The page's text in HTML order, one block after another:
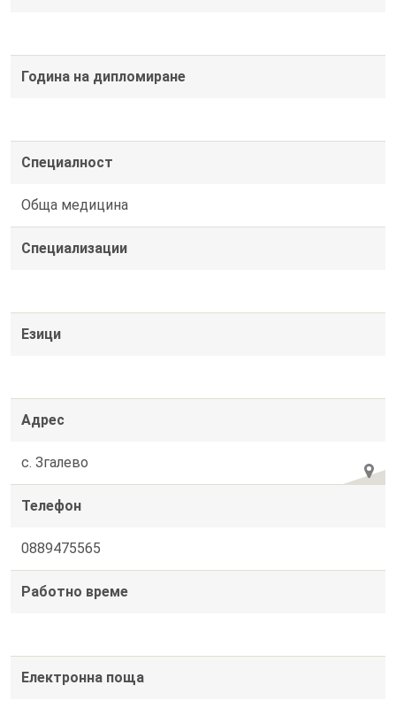
Година на дипломиране
Специалност
Обща медицина
Специализации
Езици
Адрес
с. Згалево
Телефон
0889475565
Работно време
Електронна поща